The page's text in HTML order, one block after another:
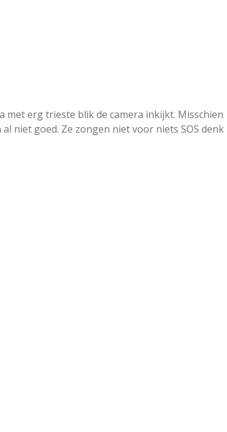
erg trieste blik de camera inkijkt. Misschien
niet goed. Ze zongen niet voor niets SOS denk